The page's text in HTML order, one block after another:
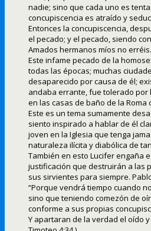
nadie; sino que cada uno es
concupiscencia es atraído y
Entonces la concupiscencia,
el pecado; y el pecado, siendo
Amados hermanos míos no
Este infame pecado de la
todas las épocas; muchas
desaparecido por causa de él;
andaba errante, fue tolerado por
en las casas de baño de la Roma
Este es un tema sumamente
siento inspirado a hablar de él
joven en la Iglesia que tenga
naturaleza ilícita y diabólica de
También en esto Lucifer engaña
justificación que destruirán a las
sus sirvientes para siempre.
“Porque vendrá tiempo cuando
sino que teniendo comezón de
conforme a sus propias
Y apartaran de la verdad el oído